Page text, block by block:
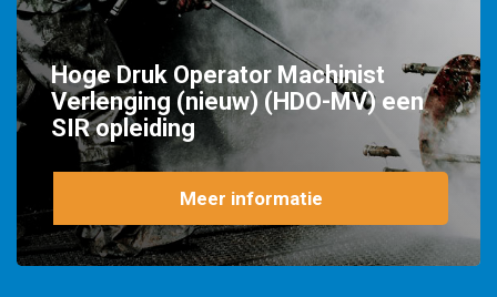
Hoge Druk Operator Machinist
Verlenging (nieuw) (HDO-MV) een
SIR opleiding
Meer informatie